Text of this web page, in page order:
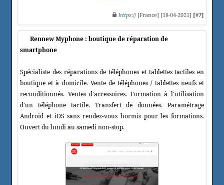
https:// [France] [18-04-2021] [#7]
Rennew Myphone : boutique de réparation de
smartphone
Spécialiste des réparations de téléphones et tablettes tactiles en
boutique et à domicile. Vente de téléphones / tablettes neufs et
reconditionnés. Ventes d'accessoires. Formation à l'utilisation
d'un téléphone tactile. Transfert de données. Paramétrage
Android et iOS sans rendez-vous hormis pour les formations.
Ouvert du lundi au samedi non-stop.